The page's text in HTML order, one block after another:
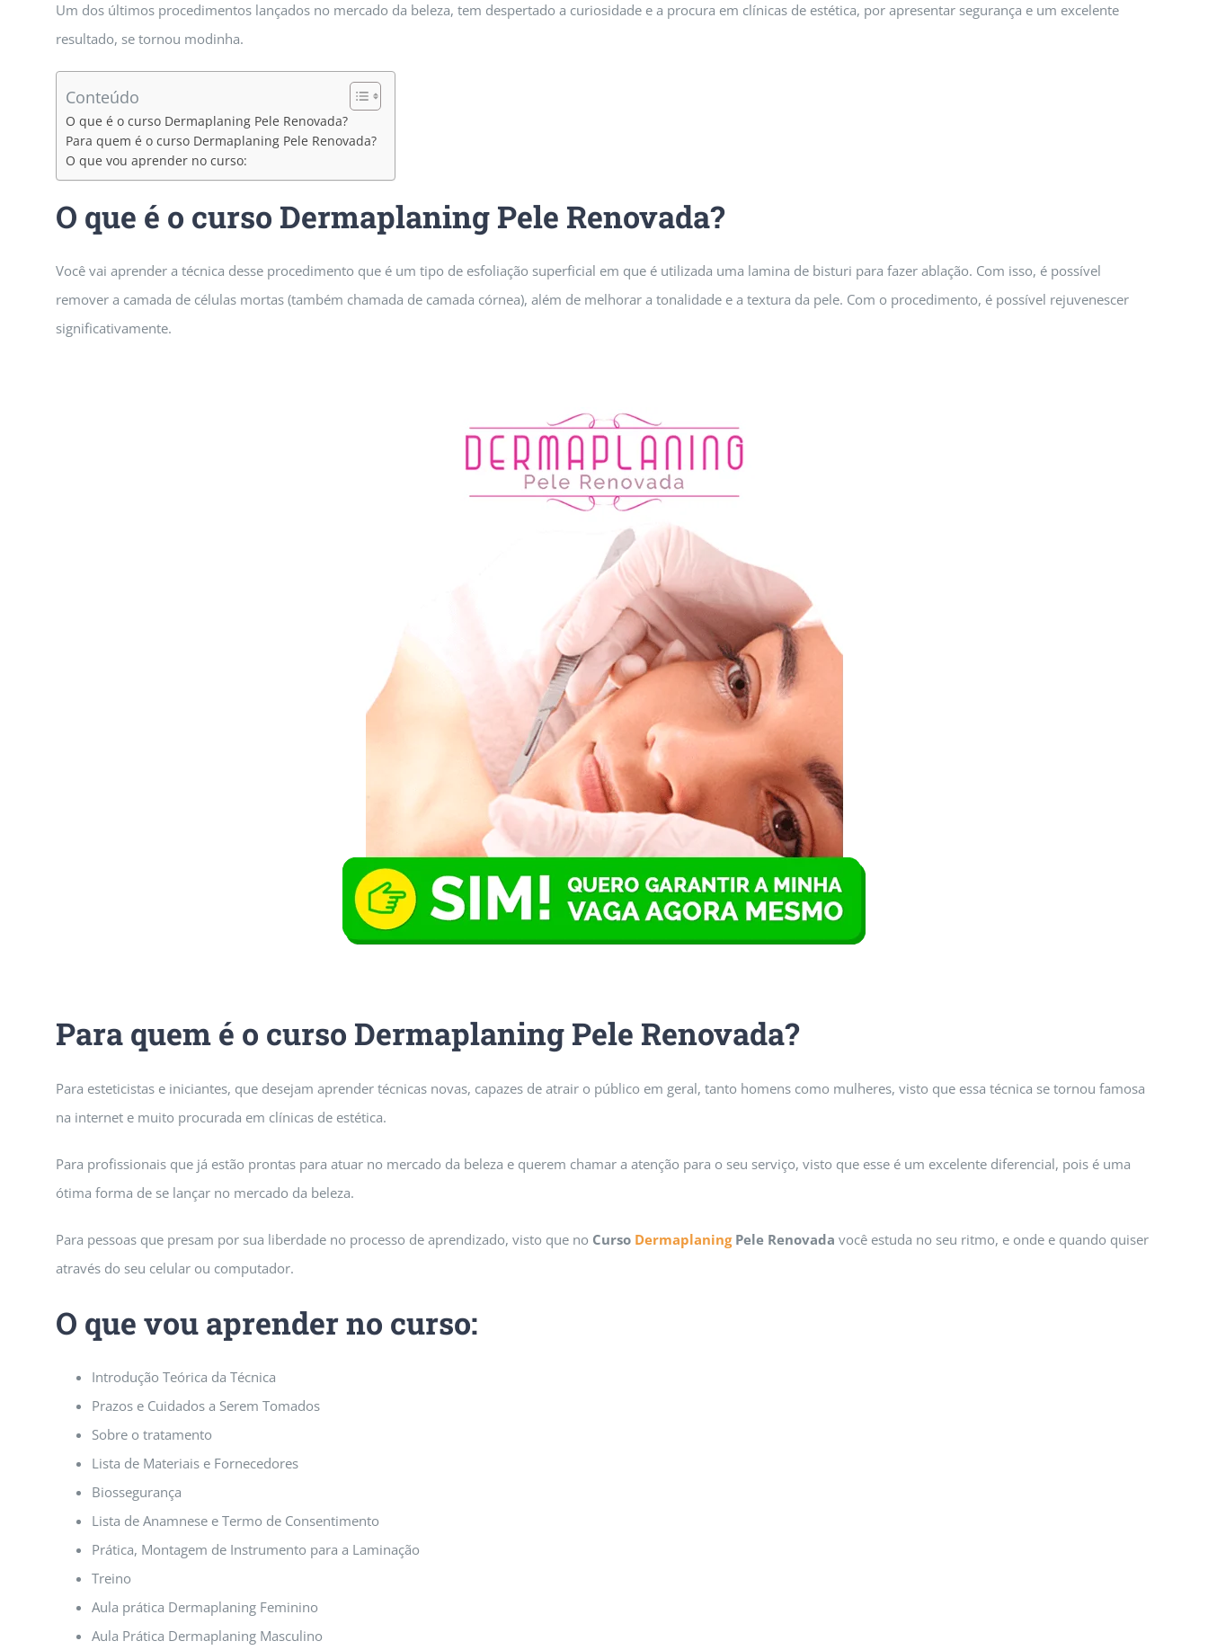
Um dos últimos procedimentos lançados no mercado da beleza, tem despertado a curiosidade e a procura em clínicas de estética, por apresentar segurança e um excelente
resultado, se tornou modinha.
Conteúdo
O que é o curso Dermaplaning Pele Renovada?
Para quem é o curso Dermaplaning Pele Renovada?
O que vou aprender no curso:
O que é o curso Dermaplaning Pele Renovada?
Você vai aprender a técnica desse procedimento que é um tipo de esfoliação superficial em que é utilizada uma lamina de bisturi para fazer ablação. Com isso, é possível
remover a camada de células mortas (também chamada de camada córnea), além de melhorar a tonalidade e a textura da pele. Com o procedimento, é possível rejuvenescer
significativamente.
Para quem é o curso Dermaplaning Pele Renovada?
Para esteticistas e iniciantes, que desejam aprender técnicas novas, capazes de atrair o público em geral, tanto homens como mulheres, visto que essa técnica se tornou famosa
na internet e muito procurada em clínicas de estética.
Para profissionais que já estão prontas para atuar no mercado da beleza e querem chamar a atenção para o seu serviço, visto que esse é um excelente diferencial, pois é uma
ótima forma de se lançar no mercado da beleza.
Para pessoas que presam por sua liberdade no processo de aprendizado, visto que no Curso DermaplaningPele Renovada você estuda no seu ritmo, e onde e quando quiser
através do seu celular ou computador.
O que vou aprender no curso:
Introdução Teórica da Técnica
Prazos e Cuidados a Serem Tomados
Sobre o tratamento
Lista de Materiais e Fornecedores
Biossegurança
Lista de Anamnese e Termo de Consentimento
Prática, Montagem de Instrumento para a Laminação
Treino
Aula prática Dermaplaning Feminino
Aula Prática Dermaplaning Masculino